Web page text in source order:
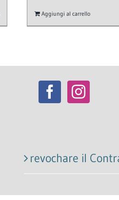
Aggiungi al carrello
revochare il